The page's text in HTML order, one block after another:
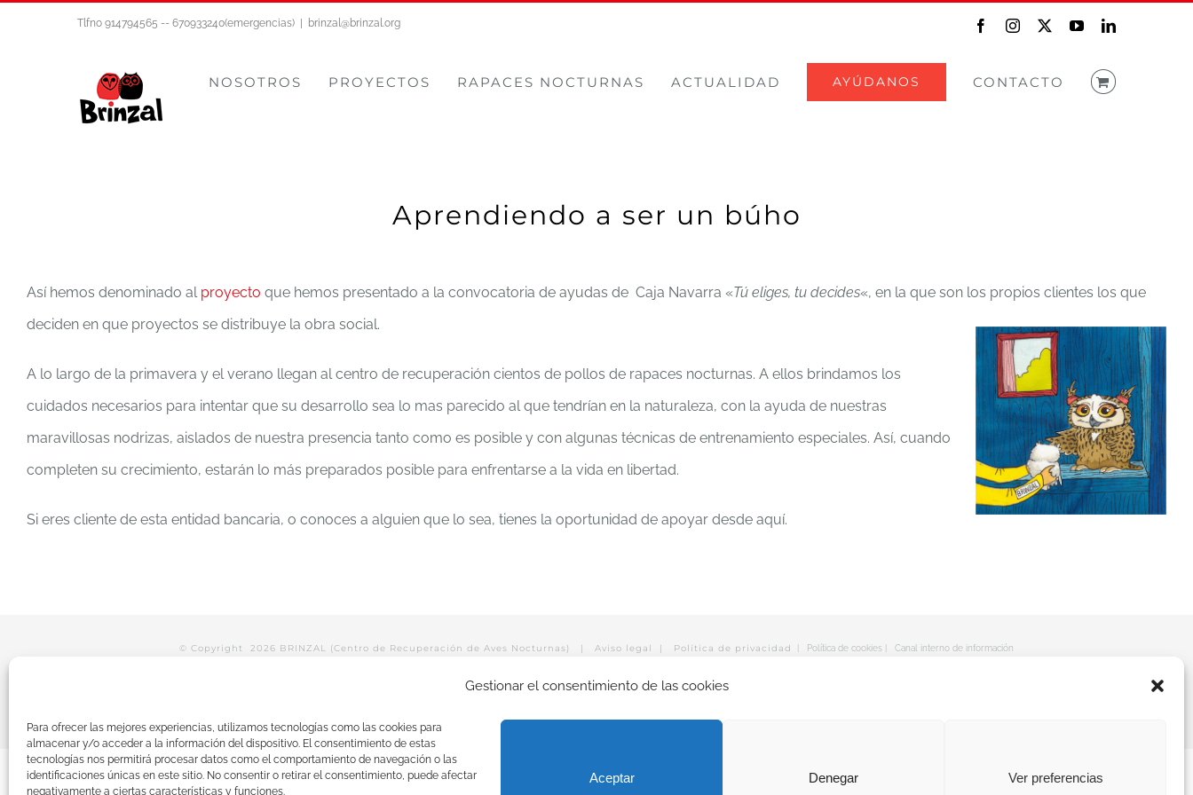
Gestionar el consentimiento de las cookies
Para ofrecer las mejores experiencias, utilizamos tecnologías como las cookies para
almacenar y/o acceder a la información del dispositivo. El consentimiento de estas
tecnologías nos permitirá procesar datos como el comportamiento de navegación o las
identificaciones únicas en este sitio. No consentir o retirar el consentimiento, puede afectar
negativamente a ciertas características y funciones.
Aceptar Denegar Ver preferencias
Tlfno 914794565 -- 670933240(emergencias) brinzal@brinzal.org FacebookInstagram YouTubeLinkedIn
NOSOTROS PROYECTOS RAPACES NOCTURNAS ACTUALIDAD AYÚDANOS CONTACTO
Aprendiendo a ser un búho
Así hemos denominado al proyecto que hemos presentado a la convocatoria de ayudas de Caja Navarra «Tú eliges, tu decides«, en la que son los propios clientes los que
deciden en que proyectos se distribuye la obra social.
A lo largo de la primavera y el verano llegan al centro de recuperación cientos de pollos de rapaces nocturnas. A ellos brindamos los
cuidados necesarios para intentar que su desarrollo sea lo mas parecido al que tendrían en la naturaleza, con la ayuda de nuestras
maravillosas nodrizas, aislados de nuestra presencia tanto como es posible y con algunas técnicas de entrenamiento especiales. Así, cuando
completen su crecimiento, estarán lo más preparados posible para enfrentarse a la vida en libertad.
Si eres cliente de esta entidad bancaria, o conoces a alguien que lo sea, tienes la oportunidad de apoyar desde aquí.
© Copyright 2026 BRINZAL (Centro de Recuperación de Aves Nocturnas) | Aviso legal | Política de privacidad Política de cookies Canal interno de información